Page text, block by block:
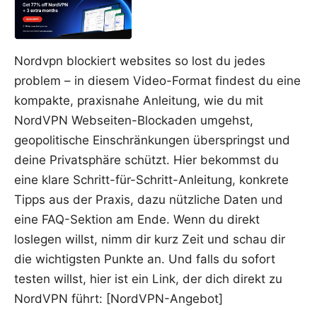
Nordvpn blockiert websites so lost du jedes
problem – in diesem Video-Format findest du eine
kompakte, praxisnahe Anleitung, wie du mit
NordVPN Webseiten-Blockaden umgehst,
geopolitische Einschränkungen überspringst und
deine Privatsphäre schützt. Hier bekommst du
eine klare Schritt-für-Schritt-Anleitung, konkrete
Tipps aus der Praxis, dazu nützliche Daten und
eine FAQ-Sektion am Ende. Wenn du direkt
loslegen willst, nimm dir kurz Zeit und schau dir
die wichtigsten Punkte an. Und falls du sofort
testen willst, hier ist ein Link, der dich direkt zu
NordVPN führt: [NordVPN-Angebot]